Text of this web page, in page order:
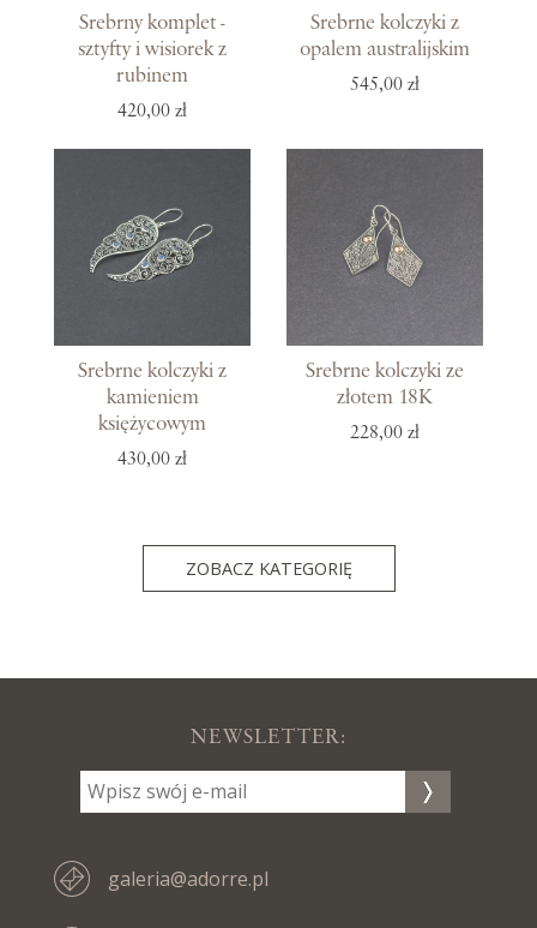
Srebrny komplet -
sztyfty i wisiorek z
rubinem
420,00 zł
Srebrne kolczyki z
opalem australijskim
545,00 zł
Srebrne kolczyki z
kamieniem
księżycowym
430,00 zł
Srebrne kolczyki ze
złotem 18K
228,00 zł
ZOBACZ KATEGORIĘ
NEWSLETTER:
galeria@adorre.pl